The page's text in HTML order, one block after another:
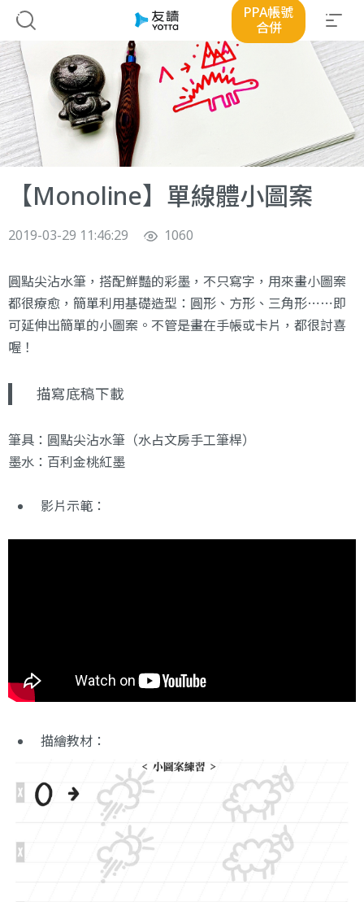
PPA帳號
合併
【Monoline】單線體小圖案
2019-03-29 11:46:29 1060
圓點尖沾水筆，搭配鮮豔的彩墨，不只寫字，用來畫小圖案
都很療愈，簡單利用基礎造型：圓形、方形、三角形⋯⋯即
可延伸出簡單的小圖案。不管是畫在手帳或卡片，都很討喜
喔！
描寫底稿下載
筆具：圓點尖沾水筆（水占文房手工筆桿）
墨水：百利金桃紅墨
影片示範：
描繪教材：